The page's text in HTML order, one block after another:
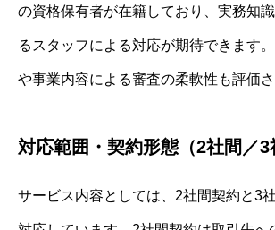
の資格保有者が在籍しており、実務知
るスタッフによる対応が期待できます
や事業内容による審査の柔軟性も評価さ
対応範囲・契約形態（2社間／3
サービス内容としては、2社間契約と3